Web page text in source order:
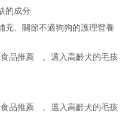
的成分
充、關節不適狗狗的護理營養